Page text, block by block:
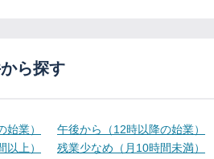
ら探す
業） 午後から（12時以降の始業）
上）
残業少なめ（月10時間未満）